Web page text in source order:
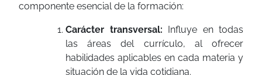
componente esencial de la formación:
Carácter transversal: Influye en todas
las áreas del currículo, al ofrecer
habilidades aplicables en cada materia y
situación de la vida cotidiana.